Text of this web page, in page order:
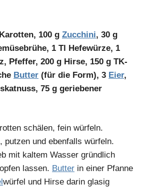
100 g Zucchini, 30 g
1 Tl Hefewürze, 1
Pfeffer, 200 g Hirse, 150 g TK-
Butter (für die Form), 3 Eier,
75 g geriebener
schälen, fein würfeln.
putzen und ebenfalls würfeln.
mit kaltem Wasser gründlich
lassen. Butter in einer Pfanne
würfel und Hirse darin glasig